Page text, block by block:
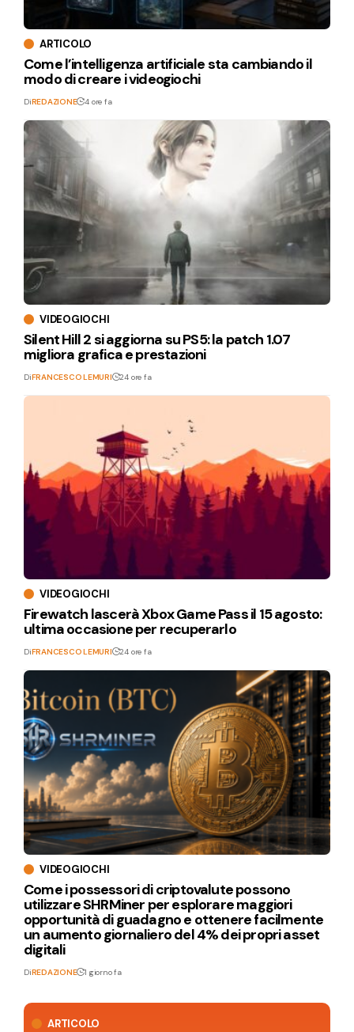
ARTICOLO
ARTICOLO
Come l’intelligenza artificiale sta cambiando il
modo di creare i videogiochi
DiREDAZIONE 4 ore fa
VIDEOGIOCHI
Silent Hill 2 si aggiorna su PS5: la patch 1.07
migliora grafica e prestazioni
DiFRANCESCO LEMURI 24 ore fa
VIDEOGIOCHI
Firewatch lascerà Xbox Game Pass il 15 agosto:
ultima occasione per recuperarlo
DiFRANCESCO LEMURI 24 ore fa
VIDEOGIOCHI
Come i possessori di criptovalute possono
utilizzare SHRMiner per esplorare maggiori
opportunità di guadagno e ottenere facilmente
un aumento giornaliero del 4% dei propri asset
digitali
DiREDAZIONE 1 giorno fa